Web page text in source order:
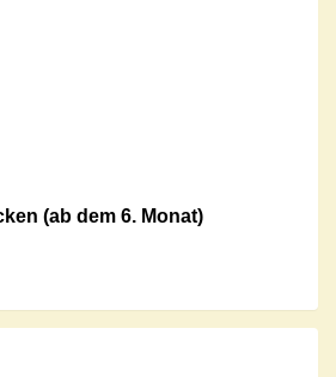
(ab dem 6. Monat)